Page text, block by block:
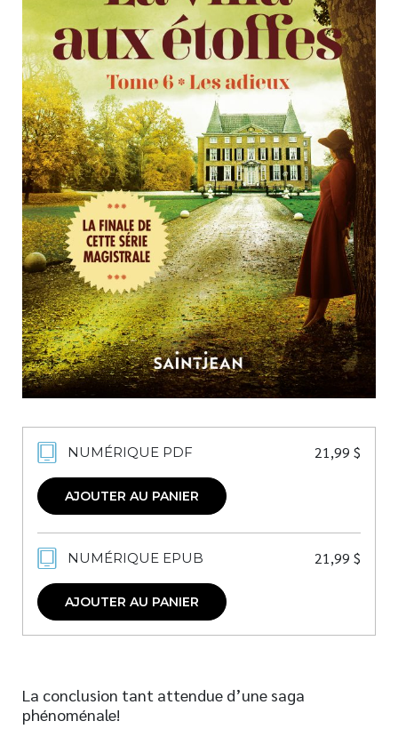
Nouveautés
Numérique
Livres audio
Meilleurs vendeurs
Page vedette
AUTEURS
À PROPOS
CONTACT
NUMÉRIQUE PDF 21,99 $
AJOUTER AU PANIER
NUMÉRIQUE EPUB 21,99 $
AJOUTER AU PANIER
La conclusion tant attendue d’une saga
phénoménale!